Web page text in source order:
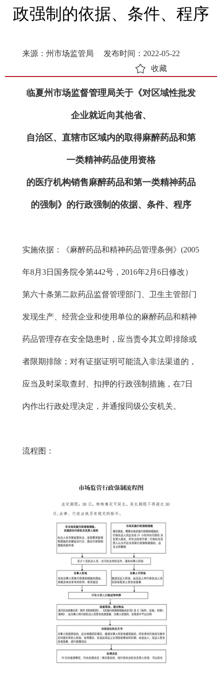
政强制的依据、条件、程序
来源：州市场监管局
发布时间：2022-05-22
收藏
临夏州市场监督管理局关于《对区域性批发
企业就近向其他省、
自治区、直辖市区域内的取得麻醉药品和第
一类精神药品使用资格
的医疗机构销售麻醉药品和第一类精神药品
的强制》的行政强制的依据、条件、程序
实施依据：《麻醉药品和精神药品管理条例》(2005
年8月3日国务院令第442号，2016年2月6日修改）
第六十条第二款药品监督管理部门、卫生主管部门
发现生产、经营企业和使用单位的麻醉药品和精神
药品管理存在安全隐患时，应当责令其立即排除或
者限期排除；对有证据证明可能流入非法渠道的，
应当及时采取查封、扣押的行政强制措施，在7日
内作出行政处理决定，并通报同级公安机关。
流程图：